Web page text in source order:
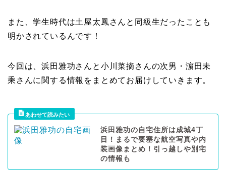
また、学生時代は土屋太鳳さんと同級生だったことも
明かされているんです！
今回は、浜田雅功さんと小川菜摘さんの次男・濵田未
乘さんに関する情報をまとめてお届けしていきます。
浜田雅功の自宅住所は成城4丁
目！まるで要塞な航空写真や内
装画像まとめ！引っ越しや別宅
の情報も